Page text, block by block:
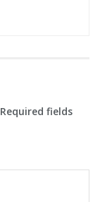
Required fields